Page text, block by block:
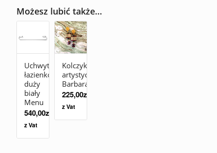
Możesz lubić także…
Uchwyt
łazienkowy
duży
biały
Menu
540,00zł
z Vat
Kolczyki
artystyczne
Barbara
225,00zł
z Vat